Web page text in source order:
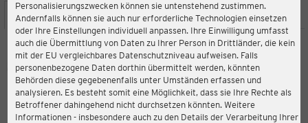
Personalisierungszwecken können sie untenstehend zustimmen.
Andernfalls können sie auch nur erforderliche Technologien einsetzen
oder Ihre Einstellungen individuell anpassen. Ihre Einwilligung umfasst
auch die Übermittlung von Daten zu Ihrer Person in Drittländer, die kein
mit der EU vergleichbares Datenschutzniveau aufweisen. Falls
personenbezogene Daten dorthin übermittelt werden, könnten
Behörden diese gegebenenfalls unter Umständen erfassen und
analysieren. Es besteht somit eine Möglichkeit, dass sie Ihre Rechte als
Betroffener dahingehend nicht durchsetzen könnten. Weitere
Informationen - insbesondere auch zu den Details der Verarbeitung Ihrer
STANDORT SERVICES SORTIMENT AKTIONEN
Ernsting's family
Am Graf-de-Chardonnet-Platz 7, 65451 Kelsterbach